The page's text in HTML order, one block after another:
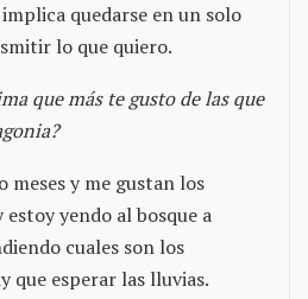
quedarse en un solo
lo que quiero.
que más te gusto de las que
meses y me gustan los
yendo al bosque a
cuales son los
que esperar las lluvias.